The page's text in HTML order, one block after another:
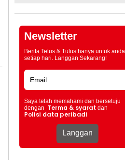
Newsletter
Berita Telus & Tulus hanya untuk anda
setiap hari. Langgan Sekarang!
Saya telah memahami dan bersetuju
dengan Terma & syarat dan
Polisi data peribadi